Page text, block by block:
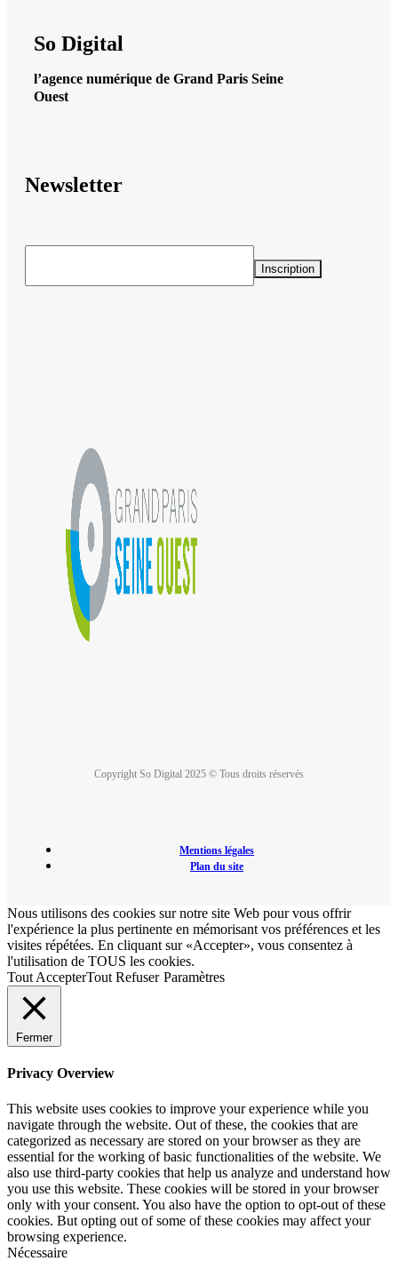
So Digital
l’agence numérique de Grand Paris Seine
Ouest
Newsletter
Copyright So Digital 2025 © Tous droits réservés
Mentions légales
Plan du site
Nous utilisons des cookies sur notre site Web pour vous offrir
l'expérience la plus pertinente en mémorisant vos préférences et les
visites répétées. En cliquant sur «Accepter», vous consentez à
l'utilisation de TOUS les cookies.
Tout AccepterTout Refuser Paramètres
Fermer
Privacy Overview
This website uses cookies to improve your experience while you
navigate through the website. Out of these, the cookies that are
categorized as necessary are stored on your browser as they are
essential for the working of basic functionalities of the website. We
also use third-party cookies that help us analyze and understand how
you use this website. These cookies will be stored in your browser
only with your consent. You also have the option to opt-out of these
cookies. But opting out of some of these cookies may affect your
browsing experience.
Nécessaire